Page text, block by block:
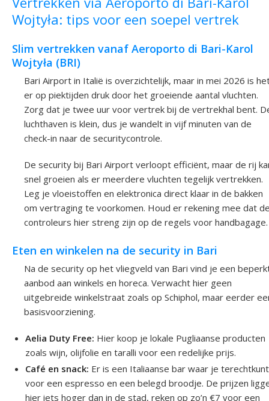
Wojtyła: tips voor een soepel vertrek
Slim vertrekken vanaf Aeroporto di Bari-Karol
Wojtyła (BRI)
Bari Airport in Italië is overzichtelijk, maar in mei 2026 is
er op piektijden druk door het groeiende aantal vluchten.
Zorg dat je twee uur voor vertrek bij de vertrekhal bent.
luchthaven is klein, dus je wandelt in vijf minuten van de
check-in naar de securitycontrole.
De security bij Bari Airport verloopt efficiënt, maar de rij
snel groeien als er meerdere vluchten tegelijk vertrekken.
Leg je vloeistoffen en elektronica direct klaar in de bakken
om vertraging te voorkomen. Houd er rekening mee dat
controleurs hier streng zijn op de regels voor handbagage.
Eten en winkelen na de security in Bari
Na de security op het vliegveld van Bari vind je een
aanbod aan winkels en horeca. Verwacht hier geen
uitgebreide winkelstraat zoals op Schiphol, maar eerder
basisvoorziening.
Aelia Duty Free: Hier koop je lokale Pugliaanse producten
zoals wijn, olijfolie en taralli voor een redelijke prijs.
Café en snack: Er is een Italiaanse bar waar je terechtkunt
voor een espresso en een belegd broodje. De prijzen
hier iets hoger dan in de stad, reken op zo’n €7 voor een